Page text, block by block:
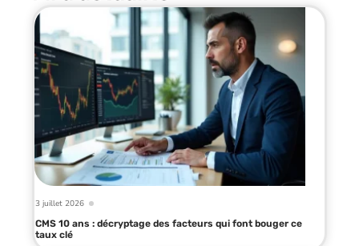
3 juillet 2026
CMS 10 ans : décryptage des facteurs qui font bouger ce
taux clé